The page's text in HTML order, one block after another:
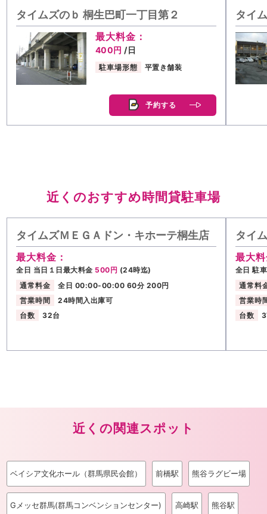
タイムズのｂ 桐生巴町一丁目第２
最大料金：
400円 /日
駐車場形態 平置き舗装
予約する
タイ
近くのおすすめ時間貸駐車場
タイムズＭＥＧＡドン・キホーテ桐生店
最大料金：
全日 当日１日最大料金 500円 (24時迄)
通常料金
全日 00:00-00:00 60分 200円
営業時間
24時間入出庫可
台数
32台
タイ
最大
全日 駐
通常料
営業時
台数
近くの関連スポット
ベイシア文化ホール（群馬県民会館） 前橋駅 熊谷ラグビー場
Gメッセ群馬(群馬コンベンションセンター) 高崎駅 熊谷駅